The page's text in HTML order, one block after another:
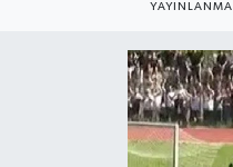
YAYINLANMA
Resmi İlanlar